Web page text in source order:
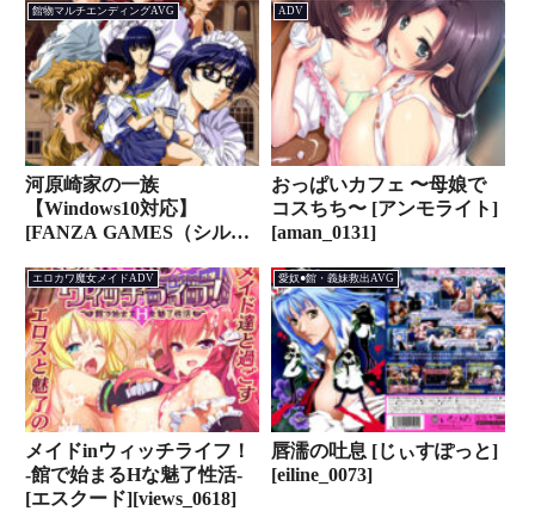
館物マルチエンディングAVG
河原崎家の一族
【Windows10対応】
[FANZA GAMES（シルキ
ADV
おっぱいカフェ 〜母娘で
コスちち〜 [アンモライト]
[aman_0131]
エロカワ魔女メイドADV
メイドinウィッチライフ！
‐館で始まるHな魅了性活‐
[エスクード][views_0618]
愛奴●館・義妹救出AVG
唇濡の吐息 [じぃすぽっと]
[eiline_0073]